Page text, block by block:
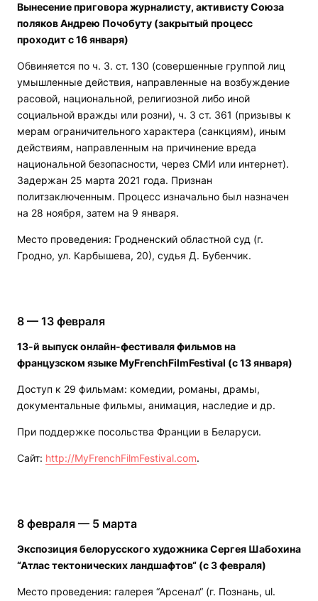
Вынесение приговора журналисту, активисту Союза
поляков Андрею Почобуту (закрытый процесс
проходит с 16 января)
Обвиняется по ч. 3. ст. 130 (совершенные группой лиц
умышленные действия, направленные на возбуждение
расовой, национальной, религиозной либо иной
социальной вражды или розни), ч. 3 ст. 361 (призывы к
мерам ограничительного характера (санкциям), иным
действиям, направленным на причинение вреда
национальной безопасности, через СМИ или интернет).
Задержан 25 марта 2021 года. Признан
политзаключенным. Процесс изначально был назначен
на 28 ноября, затем на 9 января.
Место проведения: Гродненский областной суд (г.
Гродно, ул. Карбышева, 20), судья Д. Бубенчик.
8 — 13 февраля
13-й выпуск онлайн-фестиваля фильмов на
французском языке MyFrenchFilmFestival (с 13 января)
Доступ к 29 фильмам: комедии, романы, драмы,
документальные фильмы, анимация, наследие и др.
При поддержке посольства Франции в Беларуси.
Сайт: http://MyFrenchFilmFestival.com.
8 февраля — 5 марта
Экспозиция белорусского художника Сергея Шабохина
“Атлас тектонических ландшафтов“ (с 3 февраля)
Место проведения: галерея “Арсенал“ (г. Познань, ul.